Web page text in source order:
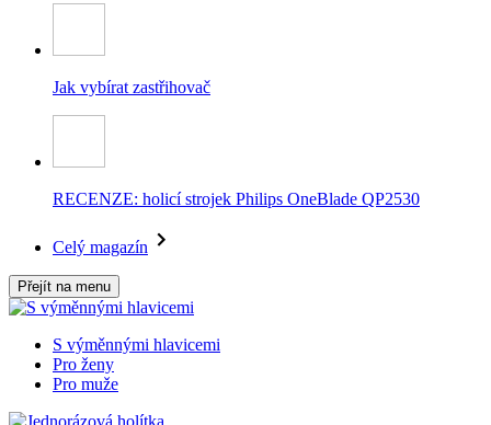
Jak vybírat zastřihovač
RECENZE: holicí strojek Philips OneBlade QP2530
Celý magazín
Přejít na menu
S výměnnými hlavicemi
Pro ženy
Pro muže